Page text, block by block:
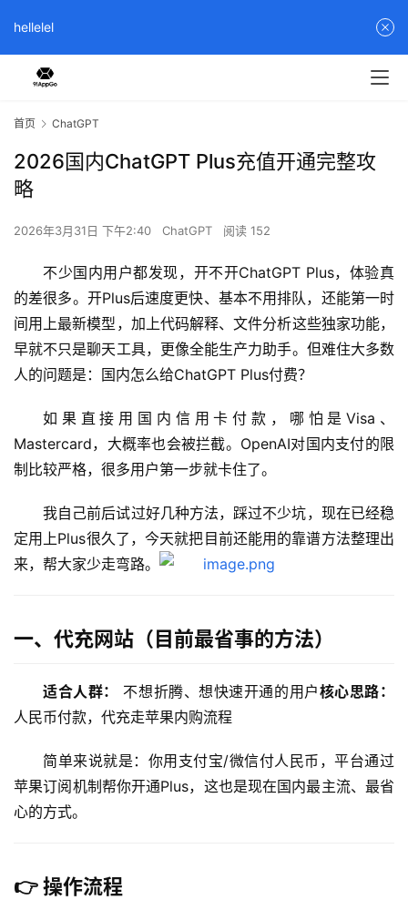
首页 ChatGPT
2026国内ChatGPT Plus充值开通完整攻
略
2026年3月31日 下午2:40 ChatGPT 阅读 152
不少国内用户都发现，开不开ChatGPT Plus，体验真
的差很多。开Plus后速度更快、基本不用排队，还能第一时
间用上最新模型，加上代码解释、文件分析这些独家功能，
早就不只是聊天工具，更像全能生产力助手。但难住大多数
人的问题是：国内怎么给ChatGPT Plus付费？
如果直接用国内信用卡付款，哪怕是Visa、
Mastercard，大概率也会被拦截。OpenAI对国内支付的限
制比较严格，很多用户第一步就卡住了。
我自己前后试过好几种方法，踩过不少坑，现在已经稳
定用上Plus很久了，今天就把目前还能用的靠谱方法整理出
来，帮大家少走弯路。
一、代充网站（目前最省事的方法）
适合人群： 不想折腾、想快速开通的用户核心思路：
人民币付款，代充走苹果内购流程
简单来说就是：你用支付宝/微信付人民币，平台通过
苹果订阅机制帮你开通Plus，这也是现在国内最主流、最省
心的方式。
👉 操作流程
hellelel